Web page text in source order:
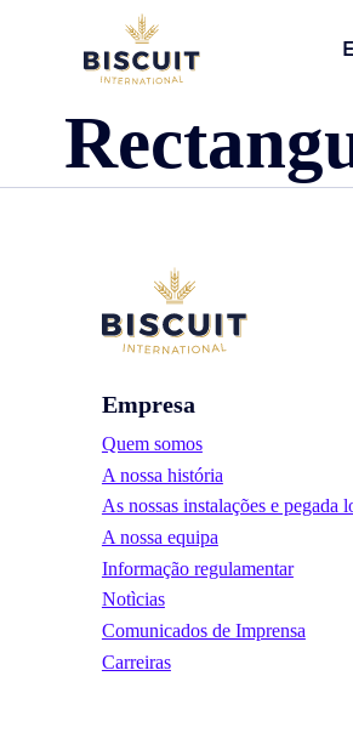
Aller au contenu
Empresa
Quem somos
A nossa história
As nossas instalações e pegada
A nossa equipa
Informação regulamentar
Notìcias
Comunicados de Imprensa
Carreiras